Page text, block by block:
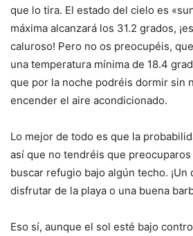
que lo tira. El estado del cielo es
máxima alcanzará los 31.2 grados,
caluroso! Pero no os preocupéis,
una temperatura mínima de 18.4
que por la noche podréis dormir sin
encender el aire acondicionado.
Lo mejor de todo es que la
así que no tendréis que
buscar refugio bajo algún techo.
disfrutar de la playa o una buena
Eso sí, aunque el sol esté bajo